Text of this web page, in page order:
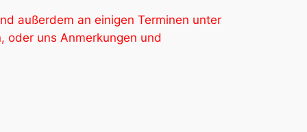
außerdem an einigen Terminen unter
oder uns Anmerkungen und